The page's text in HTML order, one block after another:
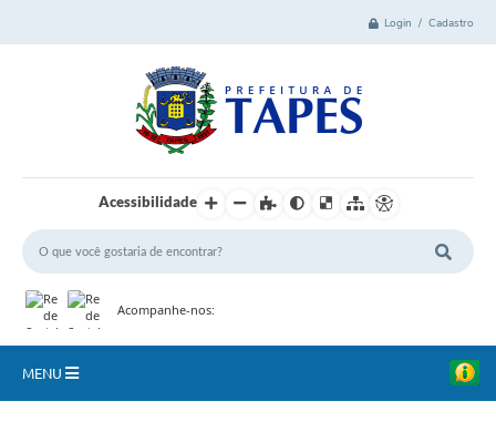
Login / Cadastro
Acessibilidade
Acompanhe-nos:
MENU